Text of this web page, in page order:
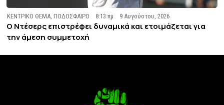
ΚΕΝΤΡΙΚΟ ΘΕΜΑ,ΠΟΔΟΣΦΑΙΡΟ 8:13 πμ 9 Αυγούστου, 2026
Ο Ντέσερς επιστρέφει δυναμικά και ετοιμάζεται για
την άμεση συμμετοχή